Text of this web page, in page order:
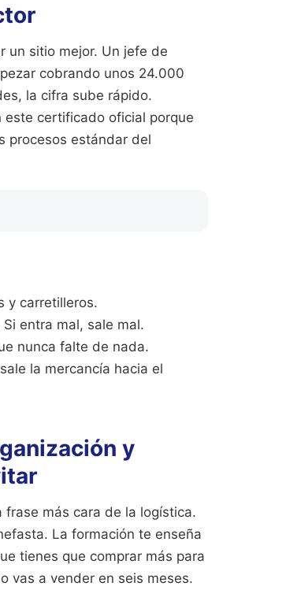
un sitio mejor. Un jefe de
cobrando unos 24.000
la cifra sube rápido.
este certificado oficial porque
procesos estándar del
y carretilleros.
entra mal, sale mal.
nunca falte de nada.
la mercancía hacia el
y
frase más cara de la logística.
La formación te enseña
tienes que comprar más para
vas a vender en seis meses.